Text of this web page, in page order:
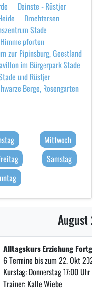
Deinste - Rüstjer
Drochtersen
Stade
Himmelpforten
zur Pipinsburg, Geestland
im Bürgerpark Stade
und Rüstjer
Berge, Rosengarten
Mittwoch
Samstag
August
Alltagskurs Erziehung
6 Termine bis zum 22. Okt 2026
Kurstag: Donnerstag 17:00 Uhr
Trainer: Kalle Wiebe